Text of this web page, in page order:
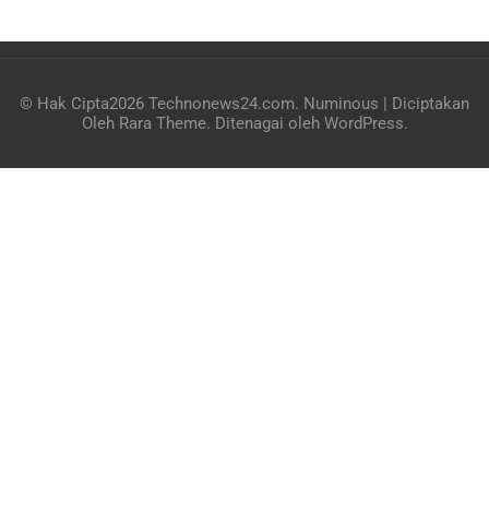
© Hak Cipta2026 Technonews24.com. Numinous | Diciptakan
Oleh Rara Theme. Ditenagai oleh WordPress.